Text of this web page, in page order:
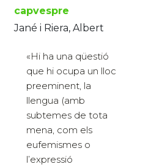
capvespre
Jané i Riera, Albert
«Hi ha una qüestió
que hi ocupa un lloc
preeminent, la
llengua (amb
subtemes de tota
mena, com els
eufemismes o
l’expressió